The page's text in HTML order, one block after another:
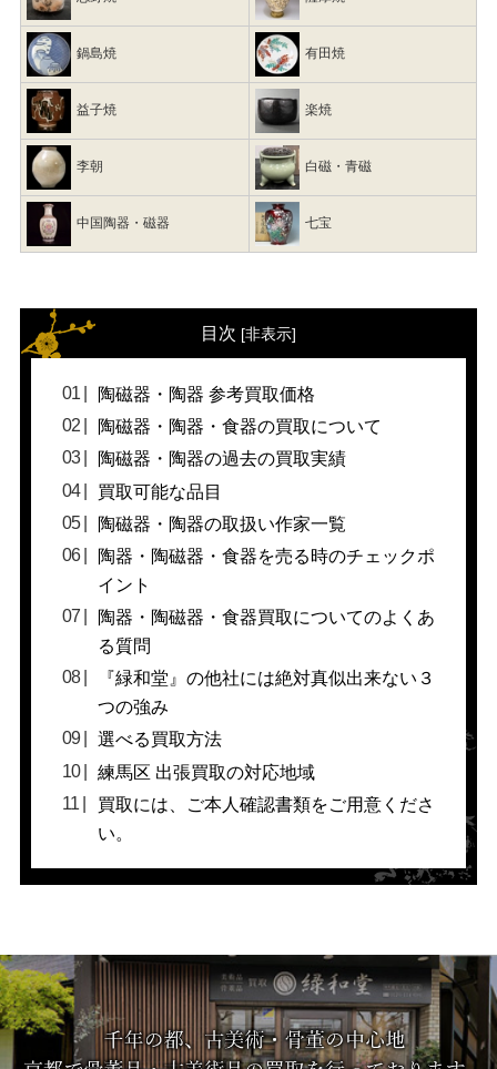
鍋島焼 有田焼
益子焼 楽焼
李朝 白磁・青磁
中国陶器・磁器 七宝
目次 [非表示]
陶磁器・陶器 参考買取価格
陶磁器・陶器・食器の買取について
陶磁器・陶器の過去の買取実績
買取可能な品目
陶磁器・陶器の取扱い作家一覧
陶器・陶磁器・食器を売る時のチェックポ
イント
陶器・陶磁器・食器買取についてのよくあ
る質問
『緑和堂』の他社には絶対真似出来ない３
つの強み
選べる買取方法
練馬区 出張買取の対応地域
買取には、ご本人確認書類をご用意くださ
い。